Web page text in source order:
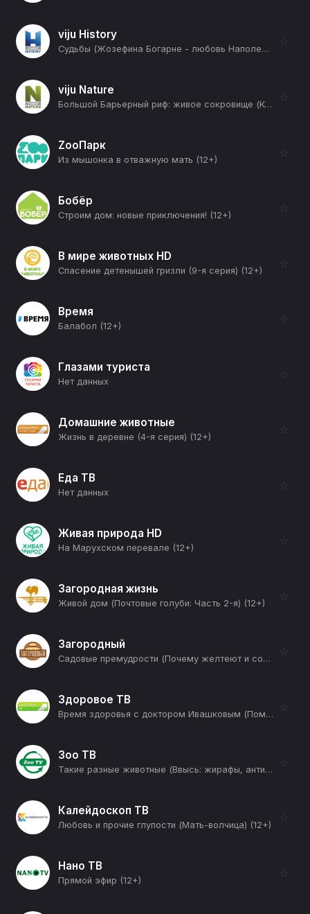
viju History
Судьбы (Жозефина Богарне - любовь Наполеона) (12+)
☆
viju Nature
Большой Барьерный риф: живое сокровище (Коралловое побережье) (12+)
☆
ZooПарк
Из мышонка в отважную мать (12+)
☆
Бобёр
Строим дом: новые приключения! (12+)
☆
В мире животных HD
Спасение детенышей гризли (9-я серия) (12+)
☆
Время
Балабол (12+)
☆
Глазами туриста
Нет данных
☆
Домашние животные
Жизнь в деревне (4-я серия) (12+)
☆
Еда ТВ
Нет данных
☆
Живая природа HD
На Марухском перевале (12+)
☆
Загородная жизнь
Живой дом (Почтовые голуби: Часть 2-я) (12+)
☆
Загородный
Садовые премудрости (Почему желтеют и сохнут туи?) (12+)
☆
Здоровое ТВ
Время здоровья с доктором Ивашковым (Поможет ли голод при раке?) (12+)
☆
Зоо ТВ
Такие разные животные (Ввысь: жирафы, антилопы) (12+)
☆
Калейдоскоп ТВ
Любовь и прочие глупости (Мать-волчица) (12+)
☆
Нано ТВ
Прямой эфир (12+)
☆